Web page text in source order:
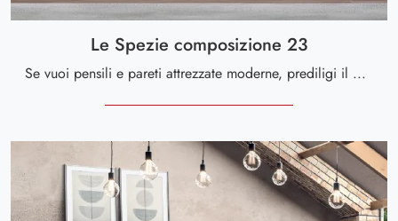
Le Spezie composizione 23
Se vuoi pensili e pareti attrezzate moderne, prediligi il modello Le Spezie composizione 23 di Le Fablier: clicca e scopri di più!